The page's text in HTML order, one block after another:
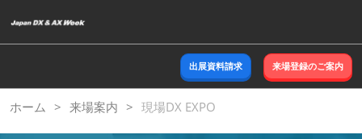
キ
ッ
し
て
進
出展資料請求 来場登録のご案内
ホーム 来場案内 現場DX EXPO